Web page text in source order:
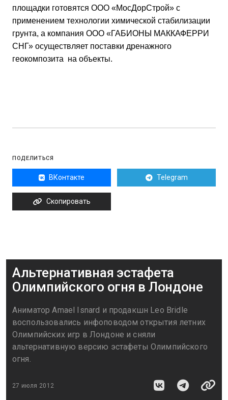
площадки готовятся ООО «МосДорСтрой» с
применением технологии химической стабилизации
грунта, а компания ООО «ГАБИОНЫ МАККАФЕРРИ
СНГ» осуществляет поставки дренажного
геокомпозита на объекты.
ПОДЕЛИТЬСЯ
ВКонтакте Telegram
Скопировать
Альтернативная эстафета
Олимпийского огня в Лондоне
Аниматор Amael Isnard и продакшн Leo Bridle
воспользовались инфоповодом открытия летних
Олимпийских игр в Лондоне и сняли
альтернативную версию эстафеты Олимпийского
огня.
27 июля 2012